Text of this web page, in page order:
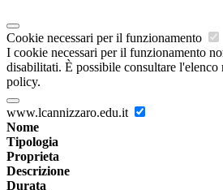
Cookie necessari per il funzionamento
I cookie necessari per il funzionamento
disabilitati. È possibile consultare
policy.
www.lcannizzaro.edu.it
Nome
Tipologia
Proprieta
Descrizione
Durata